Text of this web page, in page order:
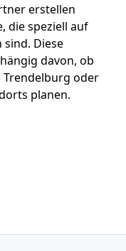
erstellen
die speziell auf
Diese
davon, ob
Trendelburg oder
planen.